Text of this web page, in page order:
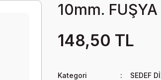
10mm. FUŞYA
148,50 TL
Kategori
SEDEF